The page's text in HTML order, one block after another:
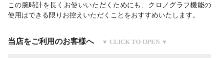
この腕時計を長くお使いいただくためにも、クロノグラフ機能の
使用はできる限りお控えいただくことをおすすめいたします。
当店をご利用のお客様へ